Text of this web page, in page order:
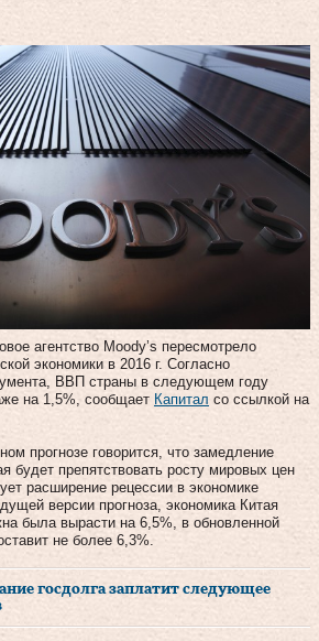
агентство Moody’s пересмотрело
экономики в 2016 г. Согласно
ВВП страны в следующем году
на 1,5%, сообщает Капитал со ссылкой на
прогнозе говорится, что замедление
будет препятствовать росту мировых цен
расширение рецессии в экономике
версии прогноза, экономика Китая
была вырасти на 6,5%, в обновленной
не более 6,3%.
госдолга заплатит следующее